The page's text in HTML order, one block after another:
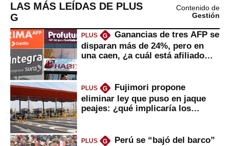
LAS MÁS LEÍDAS DE PLUS
G
Contenido de
Gestión
PLUS G
Ganancias de tres AFP se
disparan más de 24%, pero en
una caen, ¿a cuál está afiliado
PLUS G
Fujimori propone
eliminar ley que puso en jaque
peajes: ¿qué implicaría los
PLUS G
Perú se “bajó del barco”